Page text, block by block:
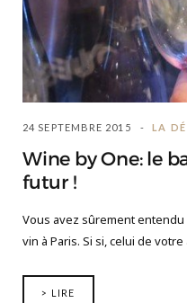
24 SEPTEMBRE 2015 LA
Wine by One: le
futur !
Vous avez sûrement
vin à Paris. Si si, celui de
> LIRE